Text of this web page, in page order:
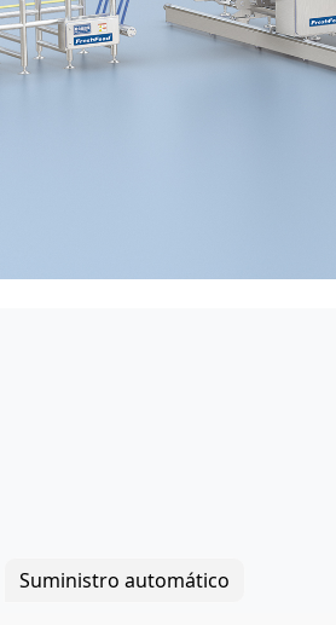
Este
grandes
centrales, cadenas de
Suministro automático